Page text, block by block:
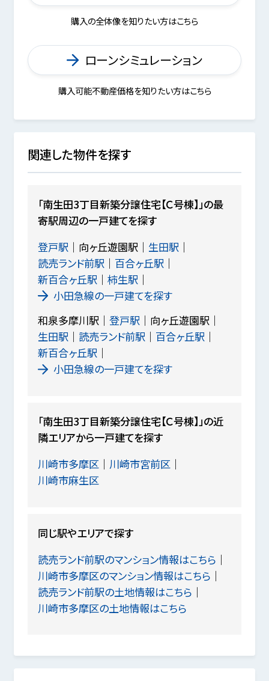
購入の全体像を知りたい方はこちら
ローンシミュレーション
購入可能不動産価格を知りたい方はこちら
関連した物件を探す
「南生田3丁目新築分譲住宅【Ｃ号棟】」の最
寄駅周辺の一戸建てを探す
登戸駅
向ヶ丘遊園駅
生田駅
読売ランド前駅
百合ヶ丘駅
新百合ヶ丘駅
柿生駅
小田急線の一戸建てを探す
和泉多摩川駅
登戸駅
向ヶ丘遊園駅
生田駅
読売ランド前駅
百合ヶ丘駅
新百合ヶ丘駅
小田急線の一戸建てを探す
「南生田3丁目新築分譲住宅【Ｃ号棟】」の近
隣エリアから一戸建てを探す
川崎市多摩区
川崎市宮前区
川崎市麻生区
同じ駅やエリアで探す
読売ランド前駅のマンション情報はこちら
川崎市多摩区のマンション情報はこちら
読売ランド前駅の土地情報はこちら
川崎市多摩区の土地情報はこちら